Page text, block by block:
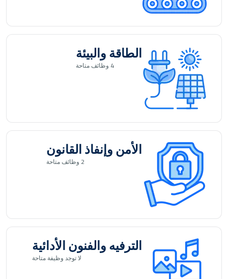
الطاقة والبيئة
4 وظائف متاحة
الأمن وإنفاذ القانون
2 وظائف متاحة
الترفيه والفنون الأدائية
لا توجدوظيفة متاحة